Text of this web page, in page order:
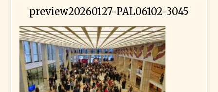
preview20260127-PAL06102-3045